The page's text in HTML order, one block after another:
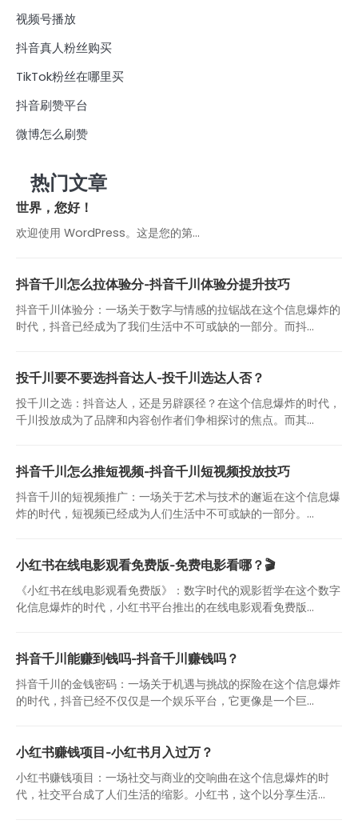
视频号播放
抖音真人粉丝购买
TikTok粉丝在哪里买
抖音刷赞平台
微博怎么刷赞
热门文章
世界，您好！
欢迎使用 WordPress。这是您的第…
抖音千川怎么拉体验分-抖音千川体验分提升技巧
抖音千川体验分：一场关于数字与情感的拉锯战在这个信息爆炸的
时代，抖音已经成为了我们生活中不可或缺的一部分。而抖...
投千川要不要选抖音达人-投千川选达人否？
投千川之选：抖音达人，还是另辟蹊径？在这个信息爆炸的时代，
千川投放成为了品牌和内容创作者们争相探讨的焦点。而其...
抖音千川怎么推短视频-抖音千川短视频投放技巧
抖音千川的短视频推广：一场关于艺术与技术的邂逅在这个信息爆
炸的时代，短视频已经成为人们生活中不可或缺的一部分。...
小红书在线电影观看免费版-免费电影看哪？🎬
《小红书在线电影观看免费版》：数字时代的观影哲学在这个数字
化信息爆炸的时代，小红书平台推出的在线电影观看免费版...
抖音千川能赚到钱吗-抖音千川赚钱吗？
抖音千川的金钱密码：一场关于机遇与挑战的探险在这个信息爆炸
的时代，抖音已经不仅仅是一个娱乐平台，它更像是一个巨...
小红书赚钱项目-小红书月入过万？
小红书赚钱项目：一场社交与商业的交响曲在这个信息爆炸的时
代，社交平台成了人们生活的缩影。小红书，这个以分享生活...